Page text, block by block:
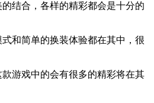
结合，各样的精彩都会是十分的
和简单的换装体验都在其中，很
游戏中的会有很多的精彩将在其